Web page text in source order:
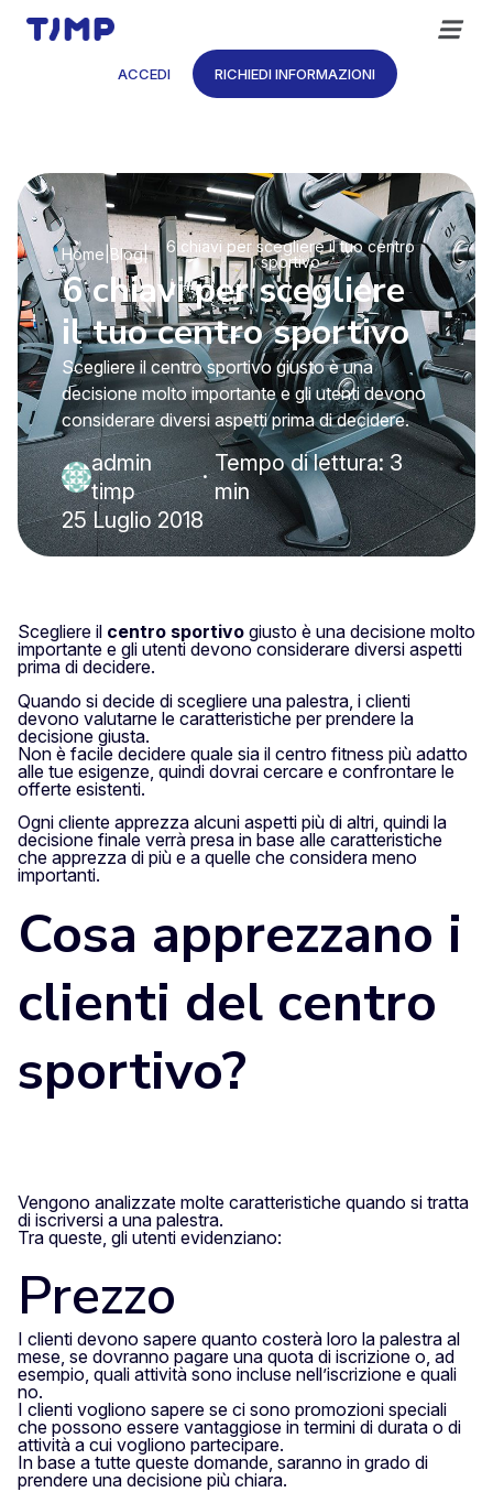
contenuto
ACCEDI RICHIEDI INFORMAZIONI
Home |Blog|
6 chiavi per scegliere il tuo centro
sportivo
6 chiavi per scegliere
il tuo centro sportivo
Scegliere il centro sportivo giusto è una
decisione molto importante e gli utenti devono
considerare diversi aspetti prima di decidere.
admin
timp
·
Tempo di lettura: 3
min
25 Luglio 2018
Scegliere il centro sportivo giusto è una decisione molto
importante e gli utenti devono considerare diversi aspetti
prima di decidere.
Quando si decide di scegliere una palestra, i clienti
devono valutarne le caratteristiche per prendere la
decisione giusta.
Non è facile decidere quale sia il centro fitness più adatto
alle tue esigenze, quindi dovrai cercare e confrontare le
offerte esistenti.
Ogni cliente apprezza alcuni aspetti più di altri, quindi la
decisione finale verrà presa in base alle caratteristiche
che apprezza di più e a quelle che considera meno
importanti.
Cosa apprezzano i
clienti del centro
sportivo?
Vengono analizzate molte caratteristiche quando si tratta
di iscriversi a una palestra.
Tra queste, gli utenti evidenziano:
Prezzo
I clienti devono sapere quanto costerà loro la palestra al
mese, se dovranno pagare una quota di iscrizione o, ad
esempio, quali attività sono incluse nell’iscrizione e quali
no.
I clienti vogliono sapere se ci sono promozioni speciali
che possono essere vantaggiose in termini di durata o di
attività a cui vogliono partecipare.
In base a tutte queste domande, saranno in grado di
prendere una decisione più chiara.